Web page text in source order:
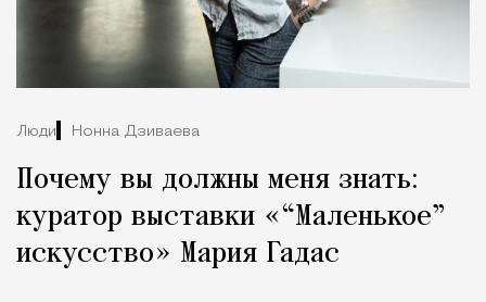
Люди Нонна Дзиваева
Почему вы должны меня знать:
куратор выставки «“Маленькое”
искусство» Мария Гадас